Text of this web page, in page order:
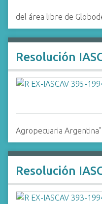
del área libre de
Resolución
Agropecuaria Argentina"
Resolución